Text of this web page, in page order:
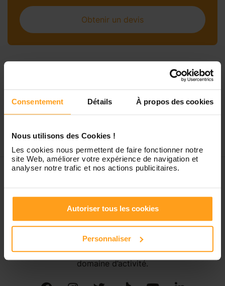
Consentement Détails À propos des cookies
Nous utilisons des Cookies !
Les cookies nous permettent de faire fonctionner notre
site Web, améliorer votre expérience de navigation et
analyser notre trafic et nos actions publicitaires.
Autoriser tous les cookies
Personnaliser
Obtenir un devis
Petites annonces de
babysitting à La-Trinité
services à la personne agréée par l'État et spécialisée
dans la garde d’enfant(s) à domicile.
Yoopala fait partie des acteurs majeurs de son
domaine d’activité.